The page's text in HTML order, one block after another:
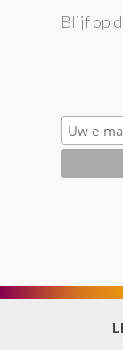
Blijf op